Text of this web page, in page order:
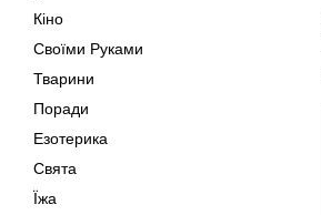
Кіно
Своїми Руками
Тварини
Поради
Езотерика
Свята
Їжа